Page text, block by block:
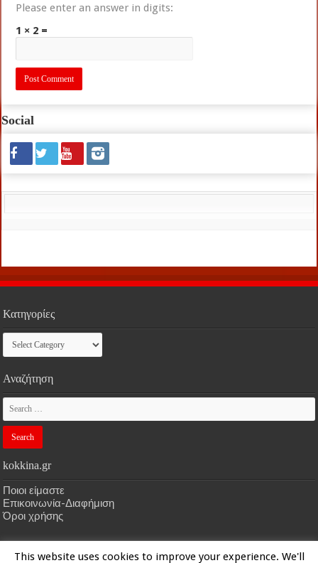
Please enter an answer in digits:
1 × 2 =
Social
Κατηγορίες
Κατηγορίες
Αναζήτηση
kokkina.gr
Ποιοι είμαστε
Επικοινωνία-Διαφήμιση
Όροι χρήσης
HOMEkokkina.gr | Designed bykokkina.gr
This website uses cookies to improve your experience. We'll